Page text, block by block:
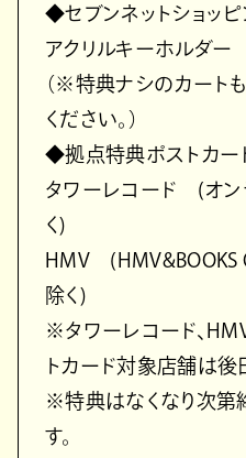
◆セブンネットショッ
アクリルキーホルダー
（※特典ナシのカート
ください。）
◆拠点特典ポストカー
タワーレコード (オ
く)
HMV (HMV&BOOKS
除く)
※タワーレコード、
トカード対象店舗は後
※特典はなくなり次第
す。